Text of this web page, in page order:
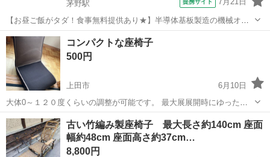
茅野駅
提携サイト
【お昼ご飯がタダ！食事無料提供あり★】半導体基板製造の機械オペ
レーターや検査作業！未経験活躍中★カップル＆友達同士の応募OK！
赴任旅費会社負担★嬉しい無料送迎◎正社員登用制度あり！マイカー
通勤OK！無料駐車場完備！《長野県茅...
長野 茅野市 茅野駅 その他
コンパクトな座椅子
500円
上田市
6月10日
大体0～１２０度くらいの調整が可能です。 最大展展開時にゆったり
座れます。直角にしても使えそうです。 座面40x40程度サイズ
長野 上田市 椅子
古い竹編み製座椅子 最大長さ約140cm 座面
幅約48cm 座面高さ約37cm…
8,800円